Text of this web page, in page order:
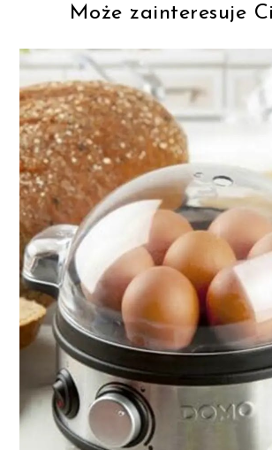
Może zainteresuje